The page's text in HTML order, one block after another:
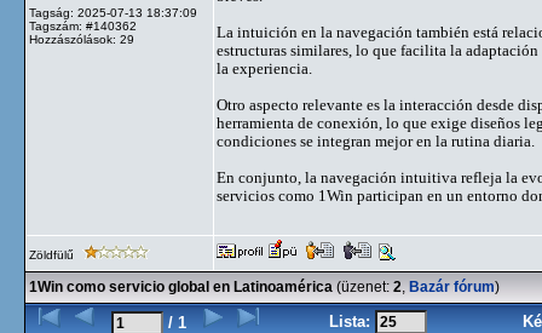
Tagság: 2025-07-13 18:37:09
Tagszám: #140362
Hozzászólások: 29
La intuición en la navegación también está
estructuras similares, lo que facilita la
la experiencia.
Otro aspecto relevante es la interacción desde
herramienta de conexión, lo que exige diseños
condiciones se integran mejor en la rutina diaria.
En conjunto, la navegación intuitiva refleja la
servicios como 1Win participan en un entorno
Zöldfülű
1Win como servicio global en Latinoamérica (üzenet: 2, Bazár fórum)
/ 1 Lista: